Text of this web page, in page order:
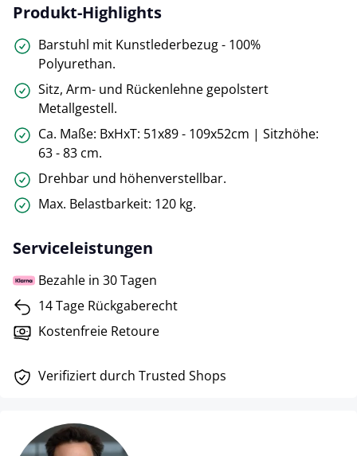
Produkt-Highlights
Barstuhl mit Kunstlederbezug - 100%
Polyurethan.
Sitz, Arm- und Rückenlehne gepolstert
Metallgestell.
Ca. Maße: BxHxT: 51x89 - 109x52cm | Sitzhöhe:
63 - 83 cm.
Drehbar und höhenverstellbar.
Max. Belastbarkeit: 120 kg.
Serviceleistungen
Bezahle in 30 Tagen
14 Tage Rückgaberecht
Kostenfreie Retoure
Verifiziert durch Trusted Shops